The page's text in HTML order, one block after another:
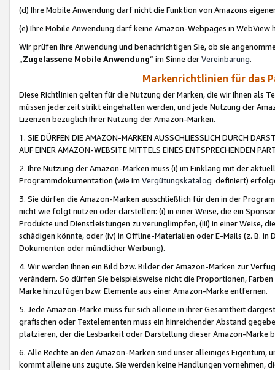
(d) Ihre Mobile Anwendung darf nicht die Funktion von Amazons
(e) Ihre Mobile Anwendung darf keine Amazon-Webpages in WebView
Wir prüfen Ihre Anwendung und benachrichtigen Sie, ob sie
„Zugelassene Mobile Anwendung“ im Sinne derVereinbarung.
Markenrichtlinien für das
Diese Richtlinien gelten für die Nutzung der Marken, die wir Ihnen als
müssen jederzeit strikt eingehalten werden, und jede Nutzung der
Lizenzen bezüglich Ihrer Nutzung der Amazon-Marken.
1. SIE DÜRFEN DIE AMAZON-MARKEN AUSSCHLIESSLICH DURCH
AUF EINER AMAZON-WEBSITE MITTELS EINES ENTSPRECHENDEN
2. Ihre Nutzung der Amazon-Marken muss (i) im Einklang mit der
Programmdokumentation (wie im Vergütungskatalog definiert)
3. Sie dürfen die Amazon-Marken ausschließlich für den in der
nicht wie folgt nutzen oder darstellen: (i) in einer Weise, die ein
Produkte und Dienstleistungen zu verunglimpfen, (iii) in einer Weise,
schädigen könnte, oder (iv) in Offline-Materialien oder E-Mails (z. B. in
Dokumenten oder mündlicher Werbung).
4. Wir werden Ihnen ein Bild bzw. Bilder der Amazon-Marken zur
verändern. So dürfen Sie beispielsweise nicht die Proportionen,
Marke hinzufügen bzw. Elemente aus einer Amazon-Marke entfernen.
5. Jede Amazon-Marke muss für sich alleine in ihrer Gesamtheit
grafischen oder Textelementen muss ein hinreichender Abstand
platzieren, der die Lesbarkeit oder Darstellung dieser Amazon-Marke
6. Alle Rechte an den Amazon-Marken sind unser alleiniges
kommt alleine uns zugute. Sie werden keine Handlungen vornehmen,